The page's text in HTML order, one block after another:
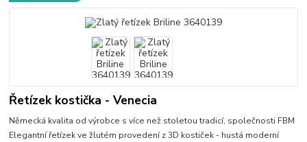
Řetízek kostička - Venecia
Německá kvalita od výrobce s více než stoletou tradicí, společnosti FBM
Elegantní řetízek ve žlutém provedení z 3D kostiček - hustá moderní